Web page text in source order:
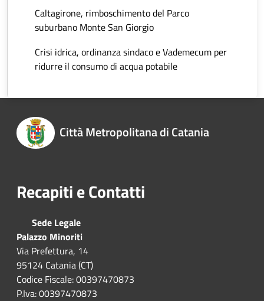
Caltagirone, rimboschimento del Parco
suburbano Monte San Giorgio
Crisi idrica, ordinanza sindaco e Vademecum per
ridurre il consumo di acqua potabile
Città Metropolitana di Catania
Recapiti e Contatti
Sede Legale
Palazzo Minoriti
Via Prefettura, 14
95124 Catania (CT)
Codice Fiscale: 00397470873
P.Iva: 00397470873